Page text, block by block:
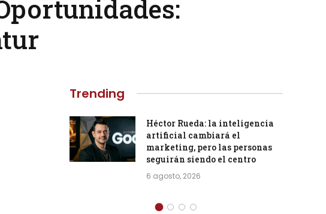
Trending
Héctor Rueda: la inteligencia
artificial cambiará el
marketing, pero las personas
seguirán siendo el centro
6 agosto, 2026